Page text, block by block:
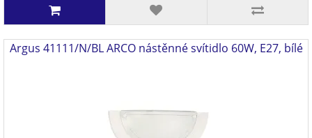
Argus 41111/N/BL ARCO nástěnné svítidlo 60W, E27, bílé